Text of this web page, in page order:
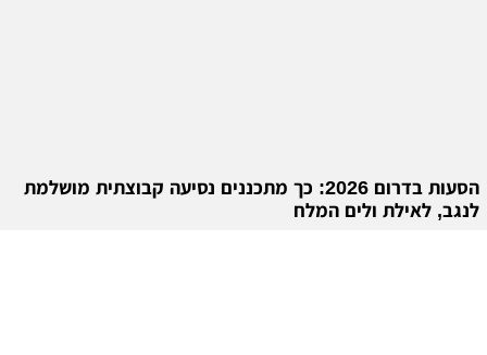
הסעות בדרום 2026: כך מתכננים נסיעה קבוצתית מושלמת
לנגב, לאילת ולים המלח